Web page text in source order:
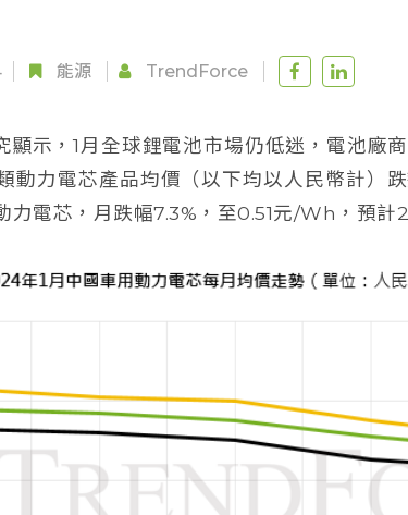
能源 TrendForce
顯示，1月全球鋰電池市場仍低迷，電池廠
動力電芯產品均價（以下均以人民幣計）
力電芯，月跌幅7.3%，至0.51元/Wh，預計